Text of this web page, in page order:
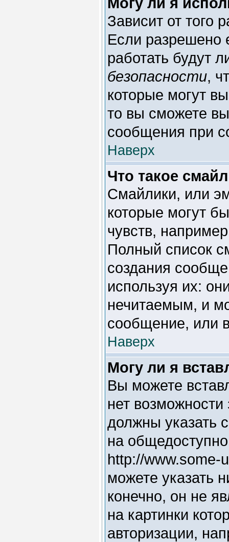
Зависит от того
Если разрешено
работать будут
безопасности,
которые могут
то вы сможете
сообщения при
Наверх
Что такое
Смайлики, или
которые могут
чувств,
Полный список
создания
используя их:
нечитаемым, и
сообщение, или
Наверх
Могу ли я
Вы можете
нет
должны указать
на
http://
можете указать
конечно, он не
на картинки
авторизации,